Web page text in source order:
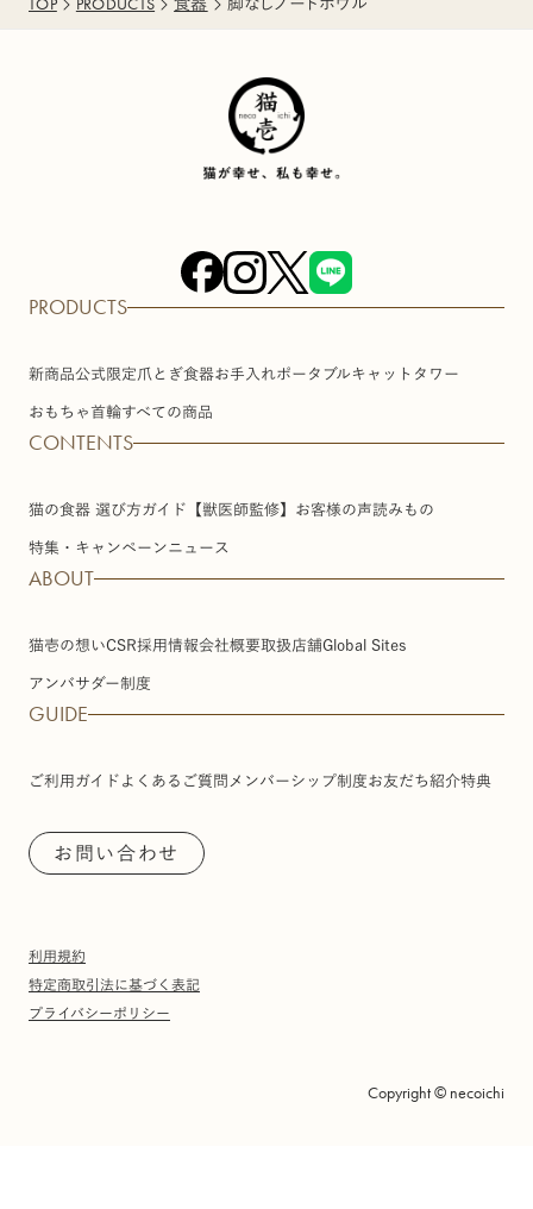
PRODUCTS
新商品公式限定爪とぎ食器お手入れポータブル キャットタワー
おもちゃ首輪すべての商品
CONTENTS
猫の食器 選び方ガイド【獣医師監修】 お客様の声読みもの
特集・キャンペーンニュース
ABOUT
猫壱の想いCSR採用情報会社概要取扱店舗Global Sites
アンバサダー制度
GUIDE
ご利用ガイド よくあるご質問 メンバーシップ制度お友だち紹介特典
お問い合わせ
利用規約
特定商取引法に基づく表記
プライバシーポリシー
Copyright © necoichi